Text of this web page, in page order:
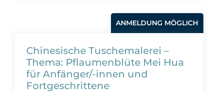
ANMELDUNG MÖGLICH
Chinesische Tuschemalerei –
Thema: Pflaumenblüte Mei Hua
für Anfänger/-innen und
Fortgeschrittene